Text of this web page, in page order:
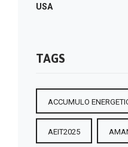
USA
TAGS
ACCUMULO
AEIT2025